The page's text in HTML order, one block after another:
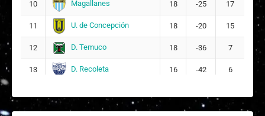
10 Magallanes 18 -25 17
11 U. de Concepción 18 -20 15
12 D. Temuco 18 -36 7
13 D. Recoleta 16 -42 6